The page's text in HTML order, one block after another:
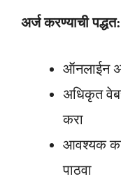
अर्ज करण्याची पद्धत:
ऑनलाईन
अधिकृत
करा
आवश्यक
पाठवा